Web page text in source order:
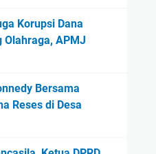
Korupsi Dana
Olahraga, APMJ
Bersama
Reses di Desa